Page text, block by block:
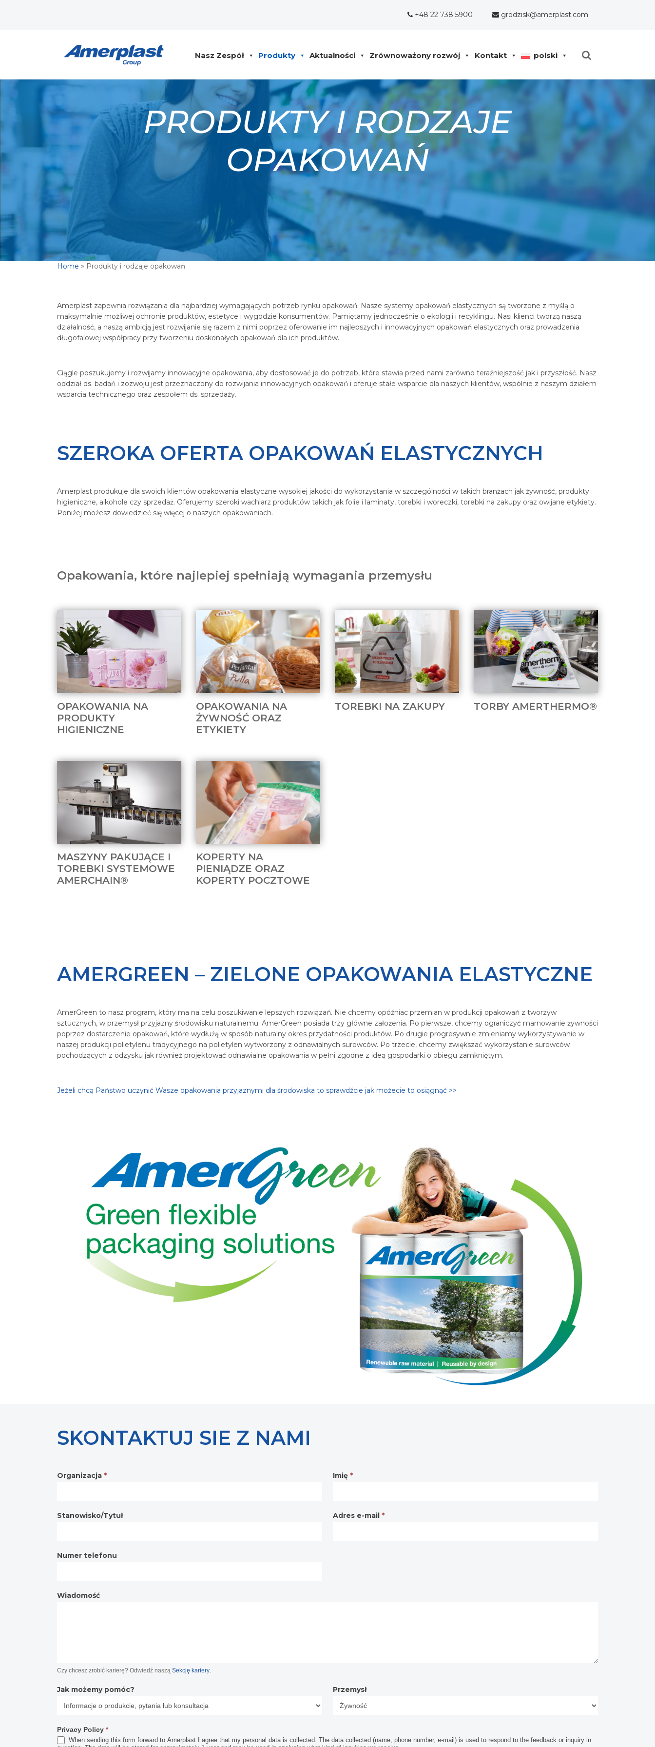
+48 22 738 5900 grodzisk@amerplast.com
Nasz Zespół Produkty Aktualności Zrównoważony rozwój Kontakt polski
PRODUKTY I RODZAJE
OPAKOWAŃ
Home » Produkty i rodzaje opakowań
Amerplast zapewnia rozwiązania dla najbardziej wymagających potrzeb rynku opakowań. Nasze systemy opakowań elastycznych są tworzone z myślą o
maksymalnie możliwej ochronie produktów, estetyce i wygodzie konsumentów. Pamiętamy jednocześnie o ekologii i recyklingu. Nasi klienci tworzą naszą
działalność, a naszą ambicją jest rozwijanie się razem z nimi poprzez oferowanie im najlepszych i innowacyjnych opakowań elastycznych oraz prowadzenia
długofalowej współpracy przy tworzeniu doskonałych opakowań dla ich produktów.
Ciągle poszukujemy i rozwijamy innowacyjne opakowania, aby dostosować je do potrzeb, które stawia przed nami zarówno teraźniejszość jak i przyszłość. Nasz
oddział ds. badań i zozwoju jest przeznaczony do rozwijania innowacyjnych opakowań i oferuje stałe wsparcie dla naszych klientów, wspólnie z naszym działem
wsparcia technicznego oraz zespołem ds. sprzedaży.
SZEROKA OFERTA OPAKOWAŃ ELASTYCZNYCH
Amerplast produkuje dla swoich klientów opakowania elastyczne wysokiej jakości do wykorzystania w szczególności w takich branżach jak żywność, produkty
higieniczne, alkohole czy sprzedaż. Oferujemy szeroki wachlarz produktów takich jak folie i laminaty, torebki i woreczki, torebki na zakupy oraz owijane etykiety.
Poniżej możesz dowiedzieć się więcej o naszych opakowaniach.
Opakowania, które najlepiej spełniają wymagania przemysłu
OPAKOWANIA NA
PRODUKTY
HIGIENICZNE
OPAKOWANIA NA
ŻYWNOŚĆ ORAZ
ETYKIETY
TOREBKI NA ZAKUPY TORBY AMERTHERMO®
MASZYNY PAKUJĄCE I
TOREBKI SYSTEMOWE
AMERCHAIN®
KOPERTY NA
PIENIĄDZE ORAZ
KOPERTY POCZTOWE
AMERGREEN – ZIELONE OPAKOWANIA ELASTYCZNE
AmerGreen to nasz program, który ma na celu poszukiwanie lepszych rozwiązań. Nie chcemy opóźniac przemian w produkcji opakowań z tworzyw
sztucznych, w przemysł przyjazny środowisku naturalnemu. AmerGreen posiada trzy główne założenia. Po pierwsze, chcemy ograniczyć marnowanie żywności
poprzez dostarczenie opakowań, które wydłużą w sposób naturalny okres przydatności produktów. Po drugie progresywnie zmieniamy wykorzystywanie w
naszej produkcji polietylenu tradycyjnego na polietylen wytworzony z odnawialnych surowców. Po trzecie, chcemy zwiększać wykorzystanie surowców
pochodzących z odzysku jak również projektować odnawialne opakowania w pełni zgodne z ideą gospodarki o obiegu zamkniętym.
Jeżeli chcą Państwo uczynić Wasze opakowania przyjaznymi dla środowiska to sprawdźcie jak możecie to osiągnąć >>
SKONTAKTUJ SIE Z NAMI
Contact
Organizacja * Imię *
Stanowisko/Tytuł Adres e-mail *
Numer telefonu
Wiadomość
Czy chcesz zrobić karierę? Odwiedź naszą Sekcję kariery
Jak możemy pomóc? Przemysł
Privacy Policy *
When sending this form forward to Amerplast I agree that my personal data is collected. The data collected (name, phone number, e-mail) is used to respond to the feedback or inquiry in